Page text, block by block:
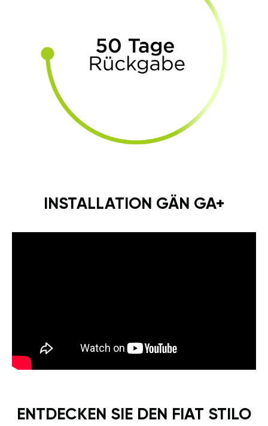
INSTALLATION GÄN GA+
ENTDECKEN SIE DEN FIAT STILO